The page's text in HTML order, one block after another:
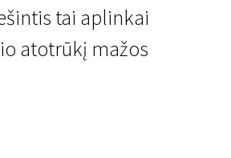
tai aplinkai
atotrūkį mažos